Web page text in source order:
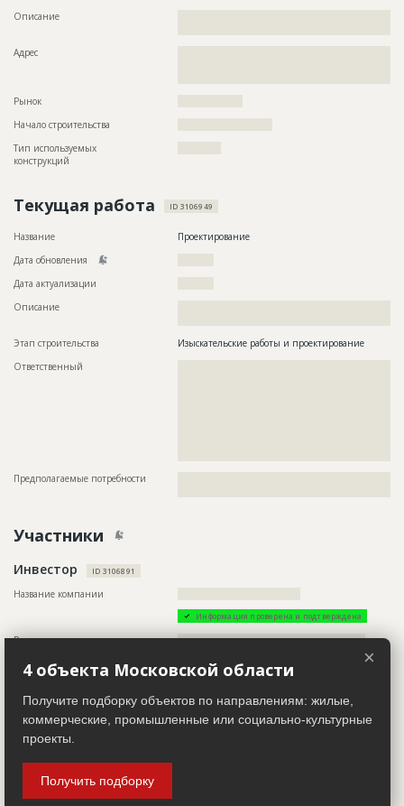
Описание
Адрес
Рынок
Начало строительства
Тип используемых
конструкций
Текущая работа ID 3106949
Название
Проектирование
Дата обновления
Дата актуализации
Описание
Этап строительства
Изыскательские работы и проектирование
Ответственный
Предполагаемые потребности
Участники
Инвестор ID 3106891
Название компании
Информация проверена и подтверждена
Руководитель
????????????????????????????????????????????????????
Описание
??????????????????????????????????????????????????????????
??????????????????????????????????????
Телефон
?????????????????
Email
????????????????????
Сайт
×
4 объекта Московской области
Получите подборку объектов по направлениям: жилые,
коммерческие, промышленные или социально-культурные
проекты.
Получить подборку